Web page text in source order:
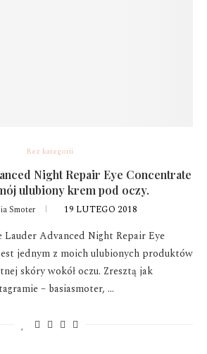
Bez kategorii
Night Repair Eye Concentrate
ulubiony krem pod oczy.
Smoter 19 LUTEGO 2018
Lauder Advanced Night Repair Eye
jednym z moich ulubionych produktów
skóry wokół oczu. Zresztą jak
– basiasmoter, …